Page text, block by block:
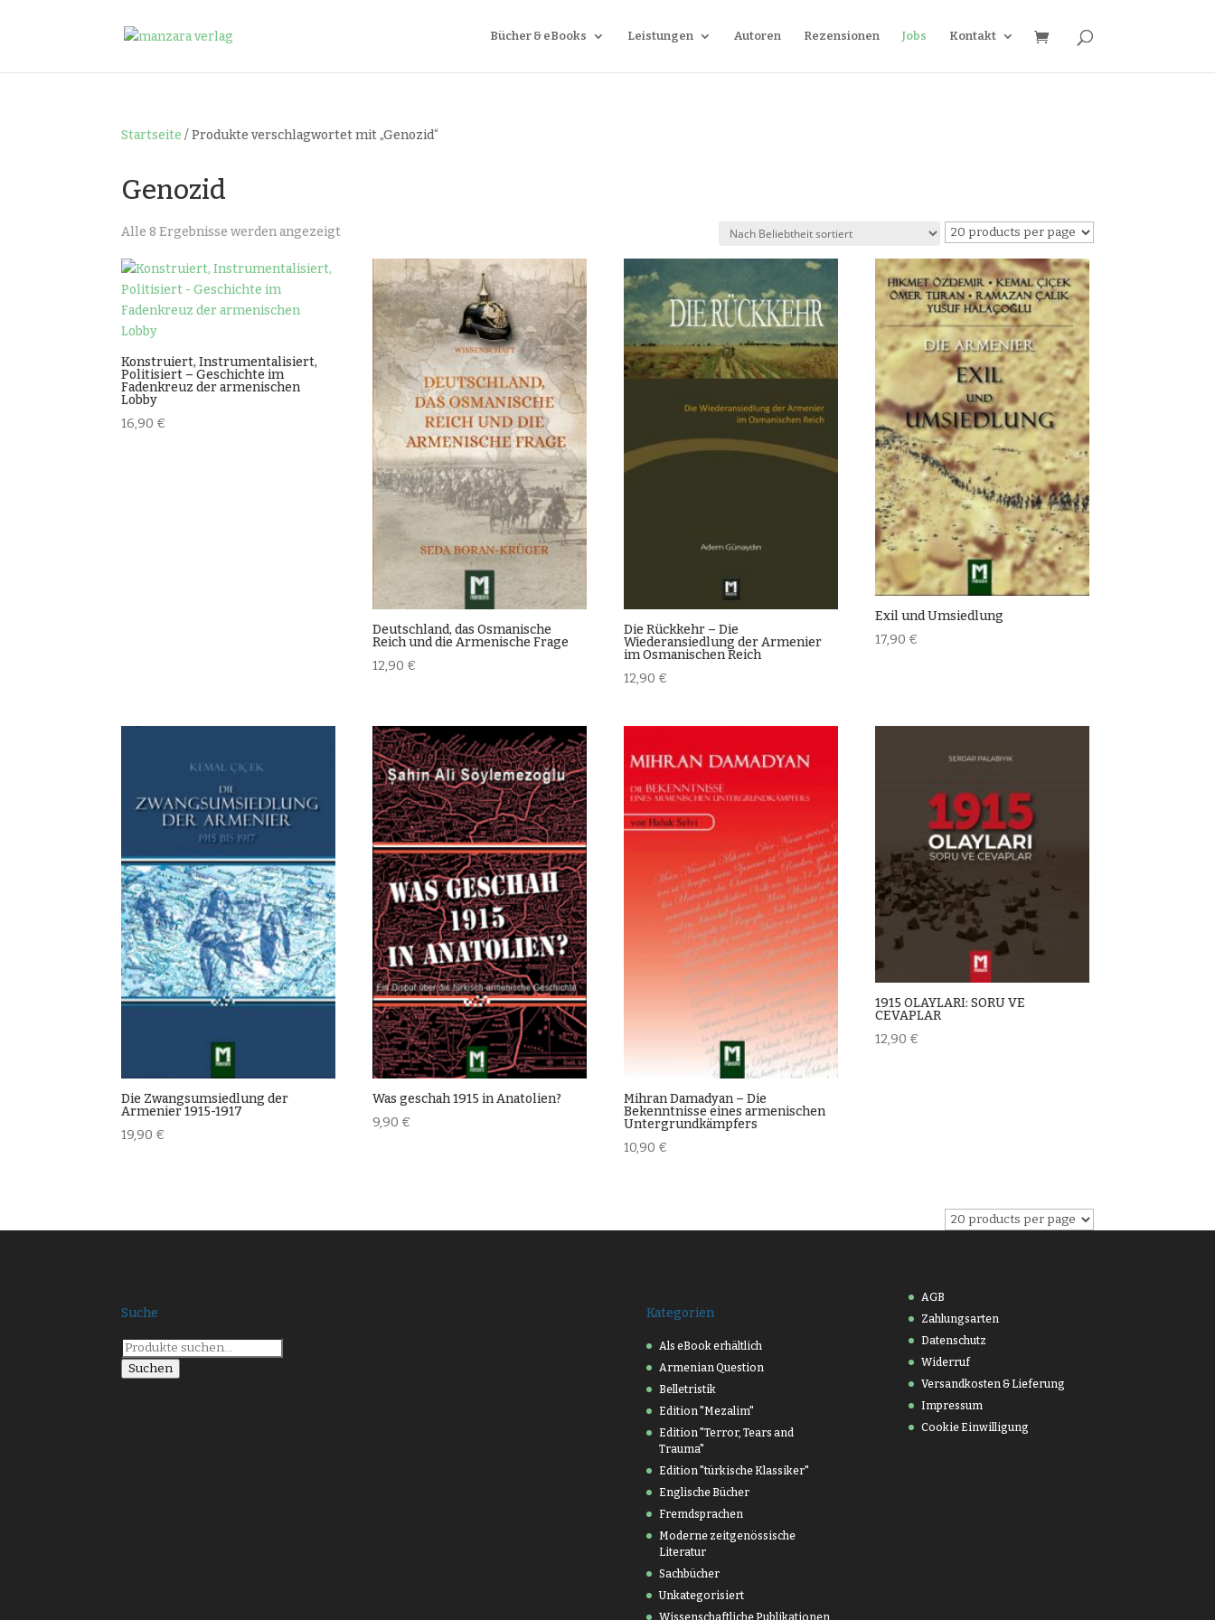
Bücher & eBooks Leistungen Autoren Rezensionen Jobs Kontakt
Startseite / Produkte verschlagwortet mit „Genozid“
Genozid
Alle 8 Ergebnisse werden angezeigt
Konstruiert, Instrumentalisiert,
Politisiert – Geschichte im
Fadenkreuz der armenischen
Lobby
16,90 €
Deutschland, das Osmanische
Reich und die Armenische Frage
12,90 €
Die Rückkehr – Die
Wiederansiedlung der Armenier
im Osmanischen Reich
12,90 €
Exil und Umsiedlung
17,90 €
Die Zwangsumsiedlung der
Armenier 1915-1917
19,90 €
Was geschah 1915 in Anatolien?
9,90 €
Mihran Damadyan – Die
Bekenntnisse eines armenischen
Untergrundkämpfers
10,90 €
1915 OLAYLARI: SORU VE
CEVAPLAR
12,90 €
Suche
Suche
nach:
Suchen
Kategorien
Als eBook erhältlich
Armenian Question
Belletristik
Edition "Mezalim"
Edition "Terror, Tears and
Trauma"
Edition "türkische Klassiker"
Englische Bücher
Fremdsprachen
Moderne zeitgenössische
Literatur
Sachbücher
Unkategorisiert
Wissenschaftliche Publikationen
AGB
Zahlungsarten
Datenschutz
Widerruf
Versandkosten & Lieferung
Impressum
Cookie Einwilligung